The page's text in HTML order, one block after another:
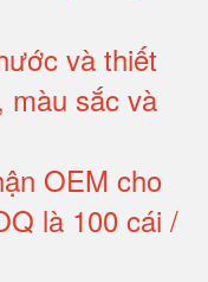
và thiết
màu sắc và
OEM cho
là 100 cái /